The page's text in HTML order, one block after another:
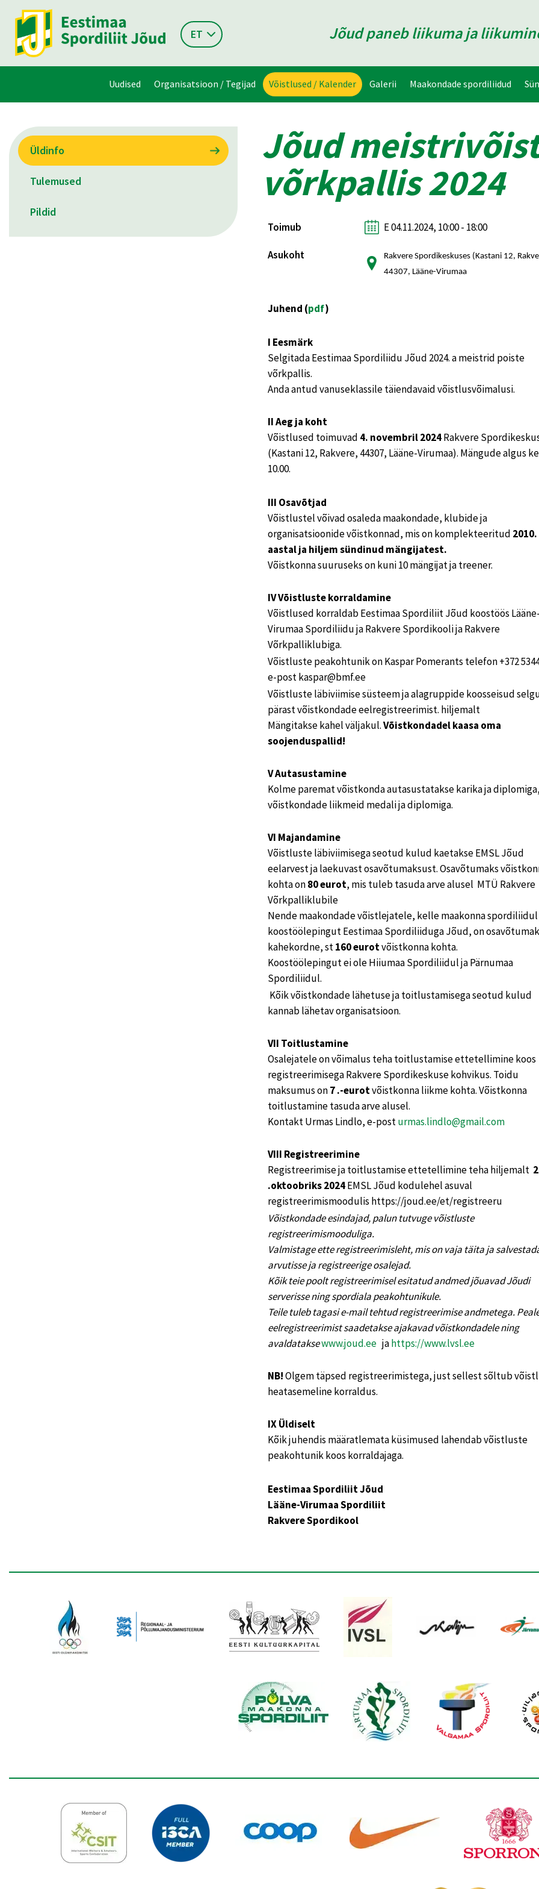
ET Jõud paneb liikuma ja
Uudised Organisatsioon / Tegijad Võistlused / Kalender Galerii Maakondade spordiliidud
Üldinfo
Tulemused
Pildid
Jõud
võrkpallis 2024
Toimub E 04.11.2024, 10:00 - 18:00
Asukoht
Rakvere Spordikeskuses (Kastani 12,
44307, Lääne-Virumaa
Juhend (pdf)
I Eesmärk
Selgitada Eestimaa Spordiliidu Jõud 2024. a meistrid poiste
võrkpallis.
Anda antud vanuseklassile täiendavaid võistlusvõimalusi.
II Aeg ja koht
Võistlused toimuvad 4. novembril 2024Rakvere
(Kastani 12, Rakvere, 44307, Lääne-Virumaa). Mängude algus
10.00.
III Osavõtjad
Võistlustel võivad osaleda maakondade, klubide ja
organisatsioonide võistkonnad, mis on komplekteeritud 2010.
aastal ja hiljem sündinud mängijatest.
Võistkonna suuruseks on kuni 10 mängijat ja treener.
IV Võistluste korraldamine
Võistlused korraldab Eestimaa Spordiliit Jõud koostöös Lääne-
Virumaa Spordiliidu ja Rakvere Spordikooli ja Rakvere
Võrkpalliklubiga.
Võistluste peakohtunik on Kaspar Pomerants telefon +372
e-post kaspar@bmf.ee
Võistluste läbiviimise süsteem ja alagruppide koosseisud
pärast võistkondade eelregistreerimist. hiljemalt
Mängitakse kahel väljakul.Võistkondadel kaasa oma
soojenduspallid!
V Autasustamine
Kolme paremat võistkonda autasustatakse karika ja diplomiga,
võistkondade liikmeid medali ja diplomiga.
VI Majandamine
Võistluste läbiviimisega seotud kulud kaetakse EMSL Jõud
eelarvest ja laekuvast osavõtumaksust. Osavõtumaks
kohta on80 eurot, mis tuleb tasuda arve alusel MTÜ Rakvere
Võrkpalliklubile
Nende maakondade võistlejatele, kelle maakonna
koostöölepingut Eestimaa Spordiliiduga Jõud, on
kahekordne, st160 eurotvõistkonna kohta.
Koostöölepingut ei ole Hiiumaa Spordiliidul ja Pärnumaa
Spordiliidul.
Kõik võistkondade lähetuse ja toitlustamisega seotud kulud
kannab lähetav organisatsioon.
VII Toitlustamine
Osalejatele on võimalus teha toitlustamise ettetellimine koos
registreerimisega Rakvere Spordikeskuse kohvikus. Toidu
maksumus on7 .-eurotvõistkonna liikme kohta. Võistkonna
toitlustamine tasuda arve alusel.
Kontakt Urmas Lindlo, e-posturmas.lindlo@gmail.com
VIII Registreerimine
Registreerimise ja toitlustamise ettetellimine teha hiljemalt
.oktoobriks 2024EMSL Jõud kodulehel asuval
registreerimismoodulis https://joud.ee/et/registreeru
Võistkondade esindajad, palun tutvuge võistluste
registreerimismooduliga.
Valmistage ette registreerimisleht, mis on vaja täita ja
arvutisse ja registreerige osalejad.
Kõik teie poolt registreerimisel esitatud andmed jõuavad Jõudi
serverisse ning spordiala peakohtunikule.
Teile tuleb tagasi e-mail tehtud registreerimise andmetega.
eelregistreerimist saadetakse ajakavad võistkondadele ning
avaldataksewww.joud.ee jahttps://www.lvsl.ee
NB!Olgem täpsed registreerimistega, just sellest sõltub
heatasemeline korraldus.
IX Üldiselt
Kõik juhendis määratlemata küsimused lahendab võistluste
peakohtunik koos korraldajaga.
Eestimaa Spordiliit Jõud
Lääne-Virumaa Spordiliit
Rakvere Spordikool